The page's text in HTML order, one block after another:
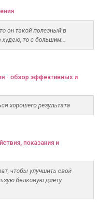
он такой полезный в
худею, то с большим...
- обзор эффективных и
хорошего результата
показания и
чтобы улучшить свой
белковую диету